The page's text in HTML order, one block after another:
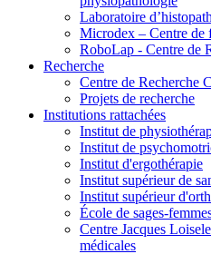
Laboratoire
Microdex – Centre
RoboLap - Centre de
Recherche
Centre de Recherche
Projets de recherche
Institutions rattachées
Institut de
Institut de
Institut d'ergothérapie
Institut supérieur de
Institut supérieur
École de sages-
Centre Jacques
médicales